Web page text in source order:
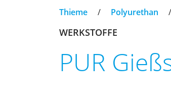
Thieme / Polyurethan /
WERKSTOFFE
PUR